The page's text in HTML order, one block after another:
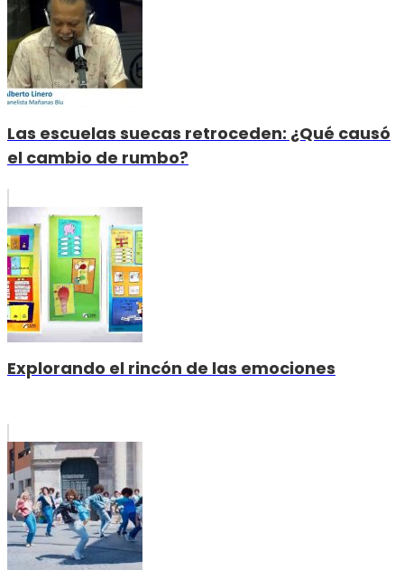
Las escuelas suecas retroceden: ¿Qué causó
el cambio de rumbo?
Explorando el rincón de las emociones